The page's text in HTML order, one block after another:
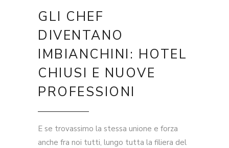
GLI CHEF
DIVENTANO
IMBIANCHINI: HOTEL
CHIUSI E NUOVE
PROFESSIONI
E se trovassimo la stessa unione e forza
anche fra noi tutti, lungo tutta la filiera del